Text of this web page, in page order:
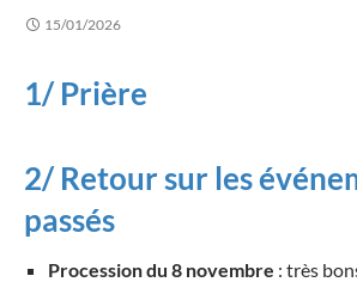
15/01/2026
1/ Prière
2/ Retour sur les
passés
Procession du 8 novembre : très